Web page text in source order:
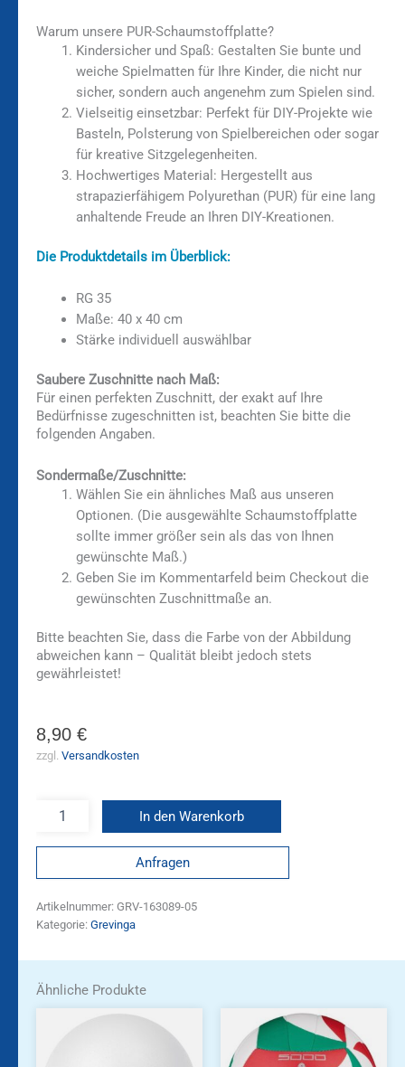
Warum unsere PUR-Schaumstoffplatte?
Kindersicher und Spaß: Gestalten Sie bunte und
weiche Spielmatten für Ihre Kinder, die nicht nur
sicher, sondern auch angenehm zum Spielen sind.
Vielseitig einsetzbar: Perfekt für DIY-Projekte wie
Basteln, Polsterung von Spielbereichen oder sogar
für kreative Sitzgelegenheiten.
Hochwertiges Material: Hergestellt aus
strapazierfähigem Polyurethan (PUR) für eine lang
anhaltende Freude an Ihren DIY-Kreationen.
Die Produktdetails im Überblick:
RG 35
Maße: 40 x 40 cm
Stärke individuell auswählbar
Saubere Zuschnitte nach Maß:
Für einen perfekten Zuschnitt, der exakt auf Ihre
Bedürfnisse zugeschnitten ist, beachten Sie bitte die
folgenden Angaben.
Sondermaße/Zuschnitte:
Wählen Sie ein ähnliches Maß aus unseren
Optionen. (Die ausgewählte Schaumstoffplatte
sollte immer größer sein als das von Ihnen
gewünschte Maß.)
Geben Sie im Kommentarfeld beim Checkout die
gewünschten Zuschnittmaße an.
Bitte beachten Sie, dass die Farbe von der Abbildung
abweichen kann – Qualität bleibt jedoch stets
gewährleistet!
8,90 €
zzgl. Versandkosten
In den Warenkorb
Anfragen
Artikelnummer: GRV-163089-05
Kategorie: Grevinga
Ähnliche Produkte